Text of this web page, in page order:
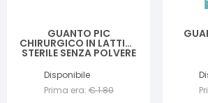
GUANTO PIC
CHIRURGICO IN LATTICE
STERILE SENZA POLVERE
Disponibile
Prima era: €1.80